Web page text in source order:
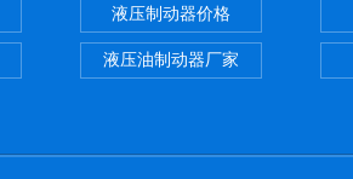
液压制动器价格
液压油制动器厂家